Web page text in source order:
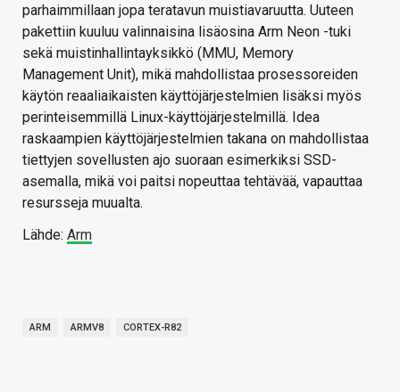
parhaimmillaan jopa teratavun muistiavaruutta. Uuteen
pakettiin kuuluu valinnaisina lisäosina Arm Neon -tuki
sekä muistinhallintayksikkö (MMU, Memory
Management Unit), mikä mahdollistaa prosessoreiden
käytön reaaliaikaisten käyttöjärjestelmien lisäksi myös
perinteisemmillä Linux-käyttöjärjestelmillä. Idea
raskaampien käyttöjärjestelmien takana on mahdollistaa
tiettyjen sovellusten ajo suoraan esimerkiksi SSD-
asemalla, mikä voi paitsi nopeuttaa tehtävää, vapauttaa
resursseja muualta.
Lähde: Arm
ARM ARMV8 CORTEX-R82